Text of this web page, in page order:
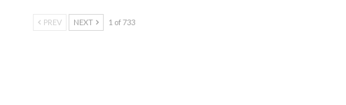
PREV NEXT 1 of 733